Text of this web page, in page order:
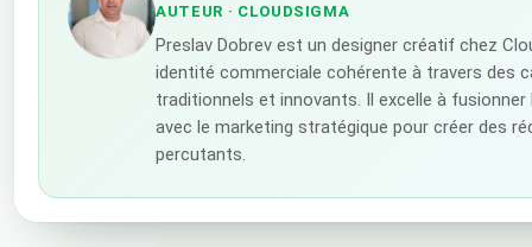
AUTEUR · CLOUDSIGMA
Preslav Dobrev est un designer créatif chez
identité commerciale cohérente à travers des
traditionnels et innovants. Il excelle à
avec le marketing stratégique pour créer des
percutants.